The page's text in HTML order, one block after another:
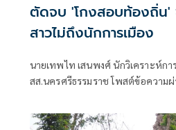
ตัดจบ 'โกงสอบท้องถิ่น'
สาวไม่ถึงนักการเมือง
นายเทพไท เสนพงศ์ นักวิเคราะห์กา
สส.นครศรีธรรมราช โพสต์ข้อความ